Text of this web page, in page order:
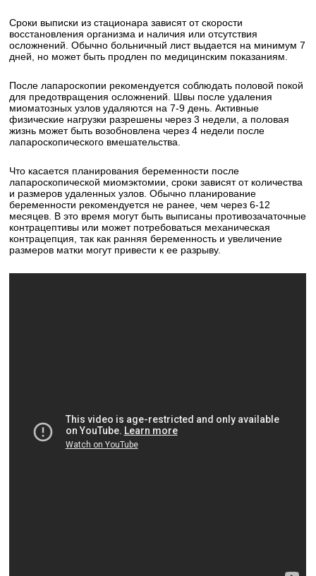
Сроки выписки из стационара зависят от скорости
восстановления организма и наличия или отсутствия
осложнений. Обычно больничный лист выдается на минимум 7
дней, но может быть продлен по медицинским показаниям.
После лапароскопии рекомендуется соблюдать половой покой
для предотвращения осложнений. Швы после удаления
миоматозных узлов удаляются на 7-9 день. Активные
физические нагрузки разрешены через 3 недели, а половая
жизнь может быть возобновлена через 4 недели после
лапароскопического вмешательства.
Что касается планирования беременности после
лапароскопической миомэктомии, сроки зависят от количества
и размеров удаленных узлов. Обычно планирование
беременности рекомендуется не ранее, чем через 6-12
месяцев. В это время могут быть выписаны противозачаточные
контрацептивы или может потребоваться механическая
контрацепция, так как ранняя беременность и увеличение
размеров матки могут привести к ее разрыву.